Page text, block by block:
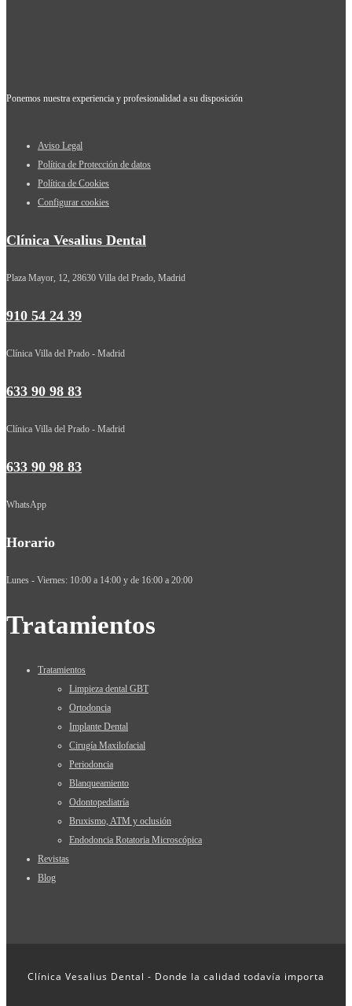
Ponemos nuestra experiencia y profesionalidad a su disposición
Aviso Legal
Política de Protección de datos
Política de Cookies
Configurar cookies
Clínica Vesalius Dental
Plaza Mayor, 12, 28630 Villa del Prado, Madrid
910 54 24 39
Clínica Villa del Prado - Madrid
633 90 98 83
Clínica Villa del Prado - Madrid
633 90 98 83
WhatsApp
Horario
Lunes - Viernes: 10:00 a 14:00 y de 16:00 a 20:00
Tratamientos
Tratamientos
Limpieza dental GBT
Ortodoncia
Implante Dental
Cirugía Maxilofacial
Periodoncia
Blanqueamiento
Odontopediatría
Bruxismo, ATM y oclusión
Endodoncia Rotatoria Microscópica
Revistas
Blog
Clínica Vesalius Dental - Donde la calidad todavía importa